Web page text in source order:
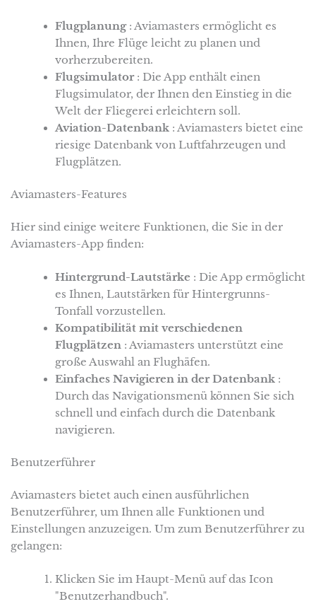
Flugplanung : Aviamasters ermöglicht es
Ihnen, Ihre Flüge leicht zu planen und
vorherzubereiten.
Flugsimulator : Die App enthält einen
Flugsimulator, der Ihnen den Einstieg in die
Welt der Fliegerei erleichtern soll.
Aviation-Datenbank : Aviamasters bietet eine
riesige Datenbank von Luftfahrzeugen und
Flugplätzen.
Aviamasters-Features
Hier sind einige weitere Funktionen, die Sie in der
Aviamasters-App finden:
Hintergrund-Lautstärke : Die App ermöglicht
es Ihnen, Lautstärken für Hintergrunns-
Tonfall vorzustellen.
Kompatibilität mit verschiedenen
Flugplätzen : Aviamasters unterstützt eine
große Auswahl an Flughäfen.
Einfaches Navigieren in der Datenbank :
Durch das Navigationsmenü können Sie sich
schnell und einfach durch die Datenbank
navigieren.
Benutzerführer
Aviamasters bietet auch einen ausführlichen
Benutzerführer, um Ihnen alle Funktionen und
Einstellungen anzuzeigen. Um zum Benutzerführer zu
gelangen:
Klicken Sie im Haupt-Menü auf das Icon
"Benutzerhandbuch".